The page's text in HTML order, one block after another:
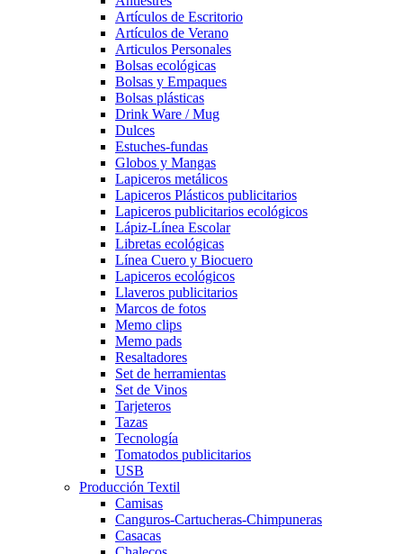
Artículos de Escritorio
Artículos de Verano
Articulos Personales
Bolsas ecológicas
Bolsas y Empaques
Bolsas plásticas
Drink Ware / Mug
Dulces
Estuches-fundas
Globos y Mangas
Lapiceros metálicos
Lapiceros Plásticos publicitarios
Lapiceros publicitarios ecológicos
Lápiz-Línea Escolar
Libretas ecológicas
Línea Cuero y Biocuero
Lapiceros ecológicos
Llaveros publicitarios
Marcos de fotos
Memo clips
Memo pads
Resaltadores
Set de herramientas
Set de Vinos
Tarjeteros
Tazas
Tecnología
Tomatodos publicitarios
USB
Producción Textil
Camisas
Canguros-Cartucheras-Chimpuneras
Casacas